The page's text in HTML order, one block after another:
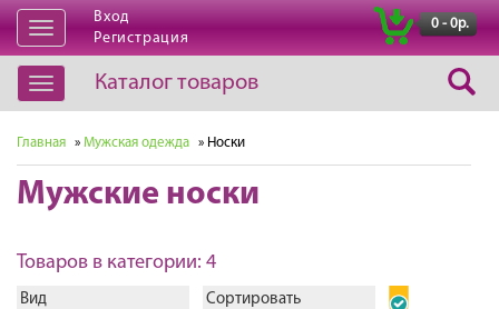
Открыть
навигацию
Вход
Регистрация
0 - 0р.
Открыть
навигацию
Каталог товаров
Главная » Мужская одежда » Носки
Мужские носки
Товаров в категории: 4
Вид Сортировать